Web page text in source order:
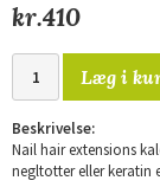
kr.410
Læg i
Beskrivelse:
Nail hair extensions
negltotter eller keratin